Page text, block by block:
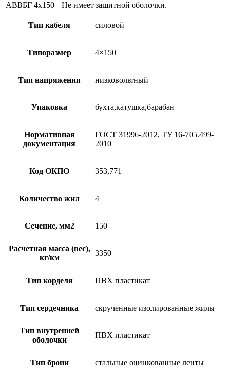
АВВБГ 4х150
Не имеет защитной оболочки.
Тип кабеля силовой
Типоразмер 4×150
Тип напряжения низковольтный
Упаковка бухта,катушка,барабан
Нормативная
документация
ГОСТ 31996-2012, ТУ 16-705.499-
2010
Код ОКПО 353,771
Количество жил 4
Сечение, мм2 150
Расчетная масса (вес),
кг/км
3350
Тип корделя ПВХ пластикат
Тип сердечника скрученные изолированные жилы
Тип внутренней
оболочки
ПВХ пластикат
Тип брони стальные оцинкованные ленты